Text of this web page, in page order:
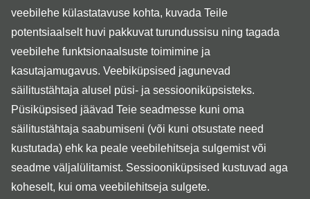
veebilehe külastatavuse kohta, kuvada Teile
potentsiaalselt huvi pakkuvat turundussisu ning tagada
veebilehe funktsionaalsuste toimimine ja
kasutajamugavus. Veebiküpsised jagunevad
säilitustähtaja alusel püsi- ja sessiooniküpsisteks.
Püsiküpsised jäävad Teie seadmesse kuni oma
säilitustähtaja saabumiseni (või kuni otsustate need
kustutada) ehk ka peale veebilehitseja sulgemist või
seadme väljalülitamist. Sessiooniküpsised kustuvad aga
koheselt, kui oma veebilehitseja sulgete.
Dr Aru on lõpetanud Tartu Ülikooli arstiteaduskonna ning
töötab põhikohaga Ida-Tallinna Keskhaiglas.
Dr Aru vastuvõtule saab registreeruda patsiendiportaalis
www.digilugu.ee,Medita kliiniku
veebiregistratuurisvõi Medita kliiniku telefonil 17101.
Tallinnas veresoontekirurgia erialal ambulatoorsete
vastuvõttude teostamiseks ning päevaravi ja -kirurgia
teenuste osutamiseks.